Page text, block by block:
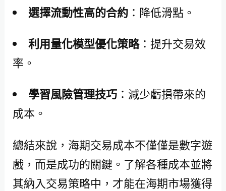
選擇流動性高的合約：降低滑點。
利用量化模型優化策略：提升交易效
率。
學習風險管理技巧：減少虧損帶來的
成本。
總結來說，海期交易成本不僅僅是數字遊
戲，而是成功的關鍵。了解各種成本並將
其納入交易策略中，才能在海期市場獲得